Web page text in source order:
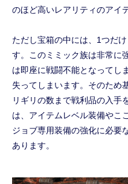
のほど高いレアリティのアイ
ただし宝箱の中には、1つだ
す。このミミック族は非常に
は即座に戦闘不能となってし
失ってしまいます。そのため
リギリの数まで戦利品の入手
は、アイテムレベル装備やこ
ジョブ専用装備の強化に必要
あります。